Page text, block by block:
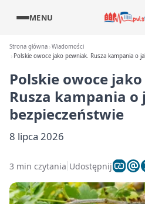
MENU
Strona główna Wiadomości
Polskie owoce jako pewniak. Rusza kampania o
Polskie owoce
Rusza kampania o
bezpieczeństwie
8 lipca 2026
3 min czytania Udostępnij